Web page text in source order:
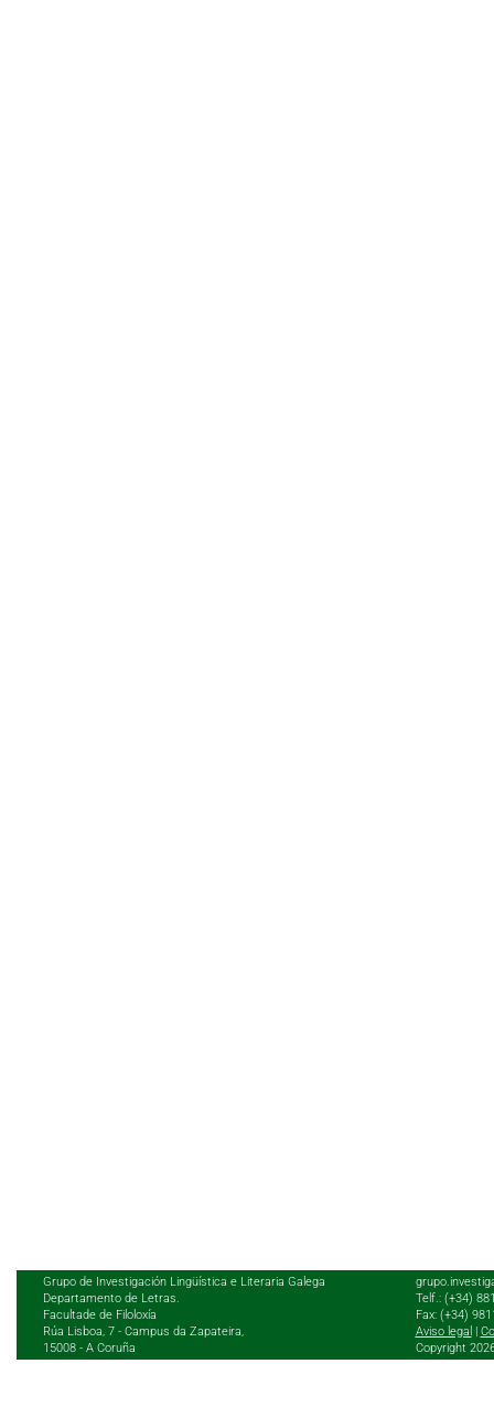
Grupo de Investigación Lingüística e Literaria Galega
Departamento de Letras.
Facultade de Filoloxía
Rúa Lisboa, 7 - Campus da Zapateira,
15008 - A Coruña
Telf.: (+34)
Fax: (+34)
Aviso legal
Copyright